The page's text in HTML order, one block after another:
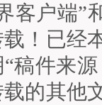
客户端”
！已经
稿件来
的其他